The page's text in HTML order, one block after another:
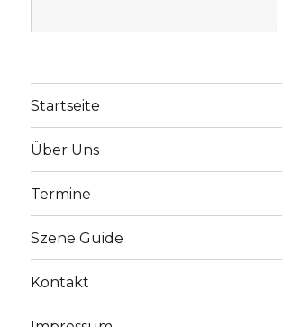
Startseite
Über Uns
Termine
Szene Guide
Kontakt